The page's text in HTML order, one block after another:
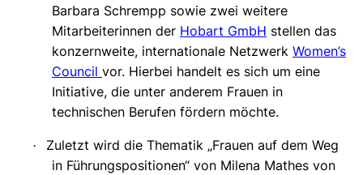
Barbara Schrempp sowie zwei weitere
Mitarbeiterinnen der Hobart GmbH stellen das
konzernweite, internationale Netzwerk Women’s
Council vor. Hierbei handelt es sich um eine
Initiative, die unter anderem Frauen in
technischen Berufen fördern möchte.
·
Zuletzt wird die Thematik „Frauen auf dem Weg
in Führungspositionen“ von Milena Mathes von